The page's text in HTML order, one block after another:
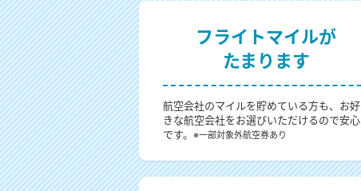
フライトマイルが
たまります
航空会社のマイルを貯めている方も、お好
きな航空会社をお選びいただけるので安心
です。 ※一部対象外航空券あり